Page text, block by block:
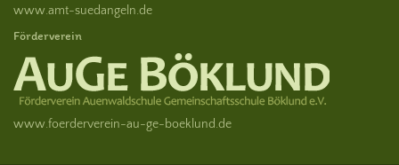
www.amt-suedangeln.de
Förderverein
www.foerderverein-au-ge-boeklund.de